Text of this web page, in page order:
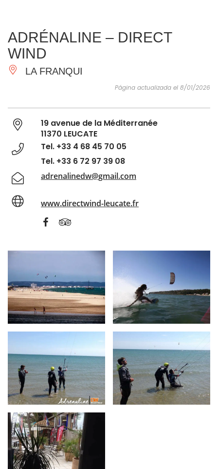
IMPRESCINDIBLES
HACER
INSPIRACIONES
ADRÉNALINE – DIRECT
WIND
LA FRANQUI
Página actualizada el 8/01/2026
19 avenue de la Méditerranée
11370 LEUCATE
Tel. +33 4 68 45 70 05
Tel. +33 6 72 97 39 08
adrenalinedw@gmail.com
www.directwind-leucate.fr